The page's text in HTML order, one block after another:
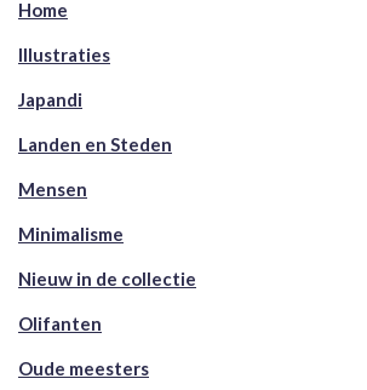
Home
Illustraties
Japandi
Landen en Steden
Mensen
Minimalisme
Nieuw in de collectie
Olifanten
Oude meesters